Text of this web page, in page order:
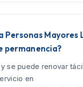
Personas Mayores
permanencia?
se puede renovar
en